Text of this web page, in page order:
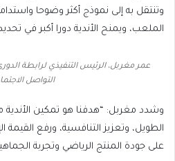
وتنتقل به إلى نموذج أكثر وضوحا
الملعب، ويمنح الأندية دورا أكبر في
عمر مغربل، الرئيس التنفيذي لرابطة
التواصل
وشدد مغربل: “هدفنا هو تمكين
الطويل، وتعزيز التنافسية، ورفع القيمة
على جودة المنتج الرياضي وتجربة